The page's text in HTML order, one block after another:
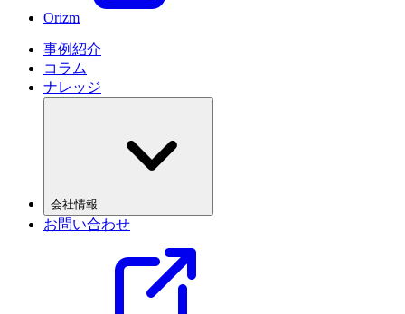
Orizm
事例紹介
コラム
ナレッジ
会社情報
お問い合わせ